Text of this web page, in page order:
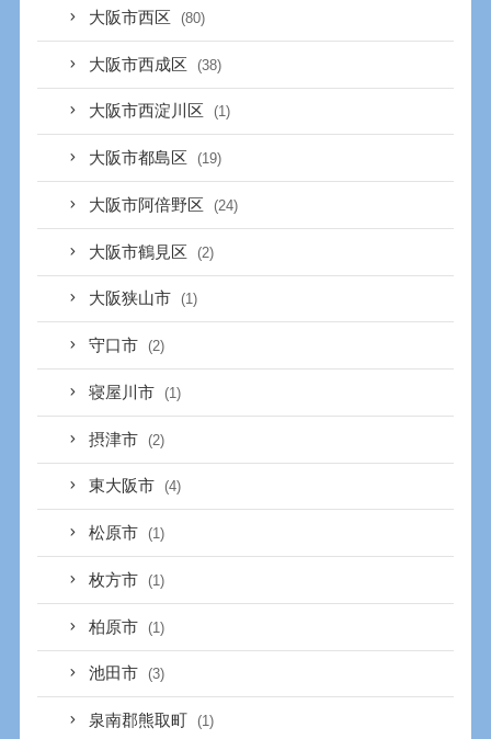
大阪市西区 (80)
大阪市西成区 (38)
大阪市西淀川区 (1)
大阪市都島区 (19)
大阪市阿倍野区 (24)
大阪市鶴見区 (2)
大阪狭山市 (1)
守口市 (2)
寝屋川市 (1)
摂津市 (2)
東大阪市 (4)
松原市 (1)
枚方市 (1)
柏原市 (1)
池田市 (3)
泉南郡熊取町 (1)